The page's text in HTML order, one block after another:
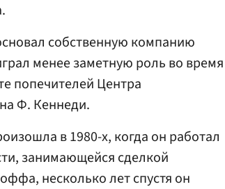
собственную компанию
менее заметную роль во время
попечителей Центра
Ф. Кеннеди.
в 1980-х, когда он работал
занимающейся сделкой
несколько лет спустя он